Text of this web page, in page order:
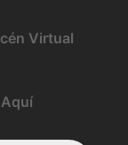
Virtual